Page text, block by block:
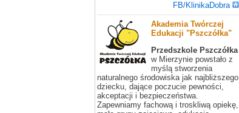
FB/KlinikaDobra
Akademia Twórczej
Edukacji "Pszczółka"
Przedszkole Pszczółka
w Mierzynie powstało z
myślą stworzenia
naturalnego środowiska jak najbliższego
dziecku, dające poczucie pewności,
akceptacji i bezpieczeństwa.
Zapewniamy fachową i troskliwą opiekę,